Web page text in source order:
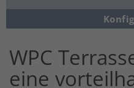
WPC
eine